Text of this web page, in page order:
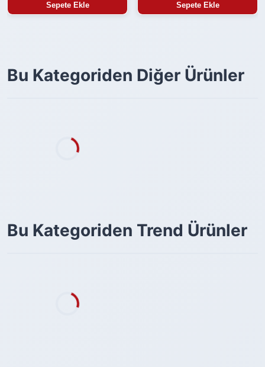
Sepete Ekle Sepete Ekle
Bu Kategoriden Diğer Ürünler
Bu Kategoriden Trend Ürünler